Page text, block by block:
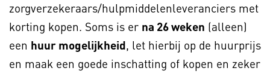
zorgverzekeraars/hulpmiddelenleveranciers met
korting kopen. Soms is er na 26 weken (alleen)
een huur mogelijkheid, let hierbij op de huurprijs
en maak een goede inschatting of kopen en zeker